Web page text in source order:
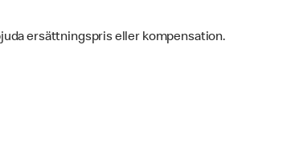
ersättningspris eller kompensation.